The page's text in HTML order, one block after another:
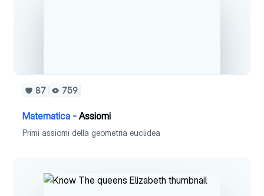
87 759
Matematica -Assiomi
Primi assiomi della geometria euclidea